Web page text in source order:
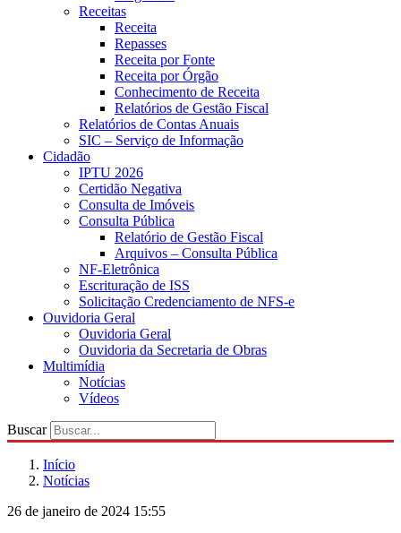
Receitas
Receita
Repasses
Receita por Fonte
Receita por Órgão
Conhecimento de Receita
Relatórios de Gestão Fiscal
Relatórios de Contas Anuais
SIC – Serviço de Informação
Cidadão
IPTU 2026
Certidão Negativa
Consulta de Imóveis
Consulta Pública
Relatório de Gestão Fiscal
Arquivos – Consulta Pública
NF-Eletrônica
Escrituração de ISS
Solicitação Credenciamento de NFS-e
Ouvidoria Geral
Ouvidoria Geral
Ouvidoria da Secretaria de Obras
Multimídia
Notícias
Vídeos
Buscar
Início
Notícias
26 de janeiro de 2024 15:55